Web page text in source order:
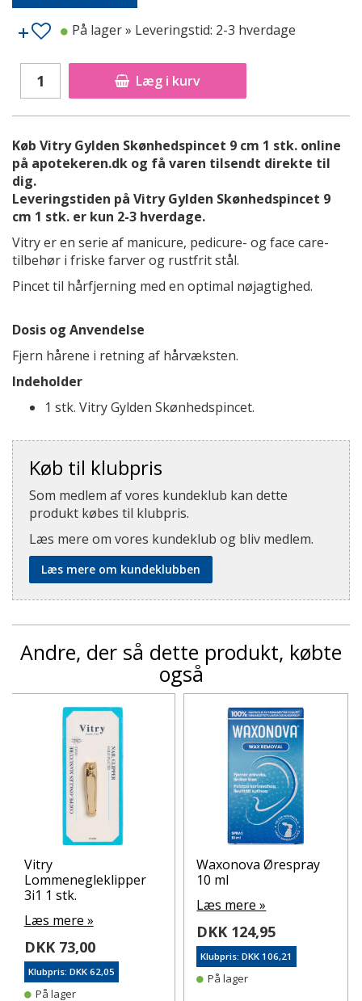
Læg i kurv
På lager» Leveringstid: 2-3 hverdage
Køb Vitry Gylden Skønhedspincet 9 cm 1 stk. online
på apotekeren.dk og få varen tilsendt direkte til
dig.
Leveringstiden på Vitry Gylden Skønhedspincet 9
cm 1 stk. er kun 2-3 hverdage.
Vitry er en serie af manicure, pedicure- og face care-
tilbehør i friske farver og rustfrit stål.
Pincet til hårfjerning med en optimal nøjagtighed.
Dosis og Anvendelse
Fjern hårene i retning af hårvæksten.
Indeholder
1 stk. Vitry Gylden Skønhedspincet.
Køb til klubpris
Som medlem af vores kundeklub kan dette
produkt købes til klubpris.
Læs mere om vores kundeklub og bliv medlem.
Læs mere om kundeklubben
Andre, der så dette produkt, købte
også
Vitry
Lommenegleklipper
3i1 1 stk.
Læs mere »
DKK 73,00
Klubpris: DKK 62,05
På lager
Waxonova Ørespray
10 ml
Læs mere »
DKK 124,95
Klubpris: DKK 106,21
På lager